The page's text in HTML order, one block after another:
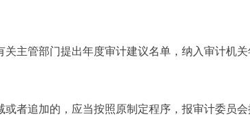
管部门提出年度审计建议名单，纳入审计机关
追加的，应当按照原制定程序，报审计委员会